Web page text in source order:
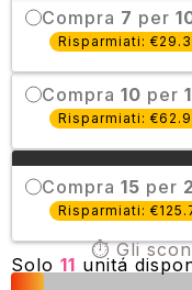
Compra 7 per
Risparmiati:
Compra 10 per
Risparmiati:
Compra 15 per
Risparmiati:
⏱️ Gli
Solo 11 unitá